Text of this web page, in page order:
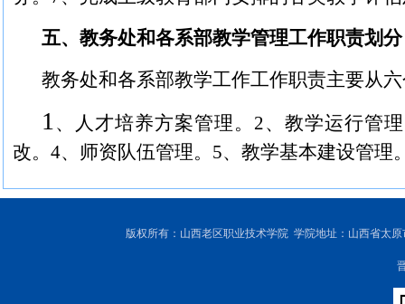
五、教务处和各系部教学管理工作职责划分
教务处和各系部教学工作工作职责主要从
1 、人才培养方案管理。 2、教学运行管
改。 4、师资队伍管理。 5、教学基本建设管理
版权所有：山西老区职业技术学院 学院地址：山西省太